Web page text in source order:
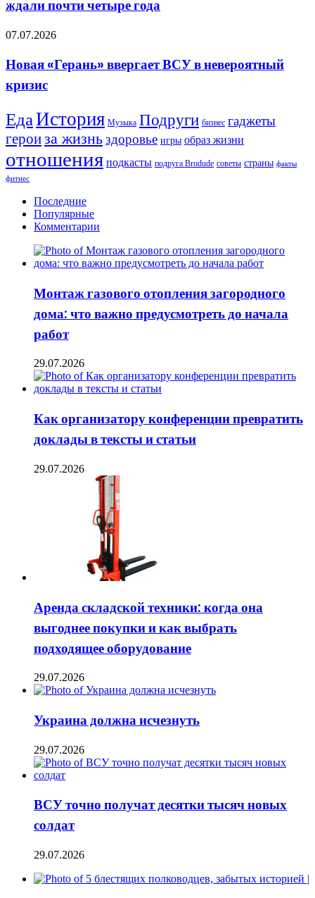
и
—
то
самое
событие,
многие
ждали
почти
четыре
года
ждали почти четыре года
Новая
ввергает
ВСУ
в
кризис
07.07.2026
Новая «Герань» ввергает ВСУ в невероятный
кризис
ЕдаИстория Музыка Подруги бизнес гаджеты
героиза жизнь здоровье игры образ жизни
отношения подкасты подруга Brodude советы страны факты
фитнес
Последние
Популярные
Комментарии
Монтаж газового отопления загородного
дома: что важно предусмотреть до начала
работ
29.07.2026
Как организатору конференции превратить
доклады в тексты и статьи
29.07.2026
Аренда складской техники: когда она
выгоднее покупки и как выбрать
подходящее оборудование
29.07.2026
Украина должна исчезнуть
29.07.2026
ВСУ точно получат десятки тысяч новых
солдат
29.07.2026